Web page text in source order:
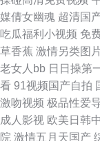
色基地 超碰色91 国
看 国a区导航 麻豆成
久 国产精品资源 欧美
综合91视频网 色图日
媒倩女幽魂 超清国
吃瓜福利小视频 免
草香蕉 激情另类图
老女人bb 日日操第
看 91视频国产自拍
激吻视频 极品性爱
成人影视 欧美日韩
院 激情五月天国产